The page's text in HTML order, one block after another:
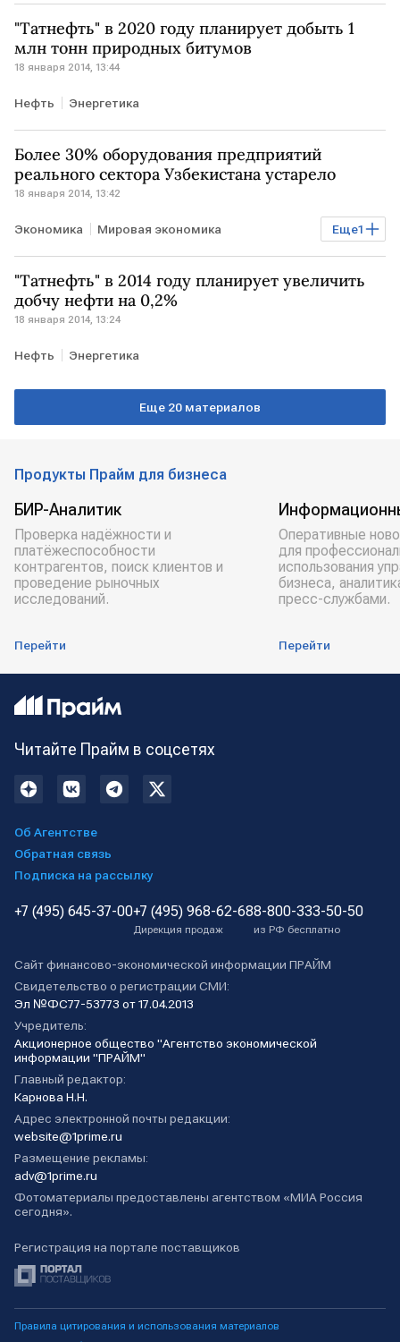
"Татнефть" в 2020 году планирует добыть 1
млн тонн природных битумов
18 января 2014, 13:44
Нефть Энергетика
Более 30% оборудования предприятий
реального сектора Узбекистана устарело
18 января 2014, 13:42
Еще1
Экономика Мировая экономика
Промышленность
"Татнефть" в 2014 году планирует увеличить
добчу нефти на 0,2%
18 января 2014, 13:24
Нефть Энергетика
Еще 20 материалов
Продукты Прайм для бизнеса
БИР-Аналитик
Проверка надёжности и
платёжеспособности
контрагентов, поиск клиентов и
проведение рыночных
исследований.
Перейти
Оперативные
для
использования
бизнеса,
пресс-службами.
Перейти
Читайте Прайм в соцсетях
Об Агентстве
Обратная связь
Подписка на рассылку
+7 (495) 645-37-00+7 (495) 968-62-68
Дирекция продаж
8-800-333-50-50
из РФ бесплатно
Сайт финансово-экономической информации ПРАЙМ
Свидетельство о регистрации СМИ:
Эл №ФС77-53773 от 17.04.2013
Учредитель:
Акционерное общество "Агентство экономической
информации "ПРАЙМ"
Главный редактор:
Карнова Н.Н.
Адрес электронной почты редакции:
website@1prime.ru
Размещение рекламы:
adv@1prime.ru
Фотоматериалы предоставлены агентством «МИА Россия
сегодня».
Регистрация на портале поставщиков
Правила цитирования и использования материалов